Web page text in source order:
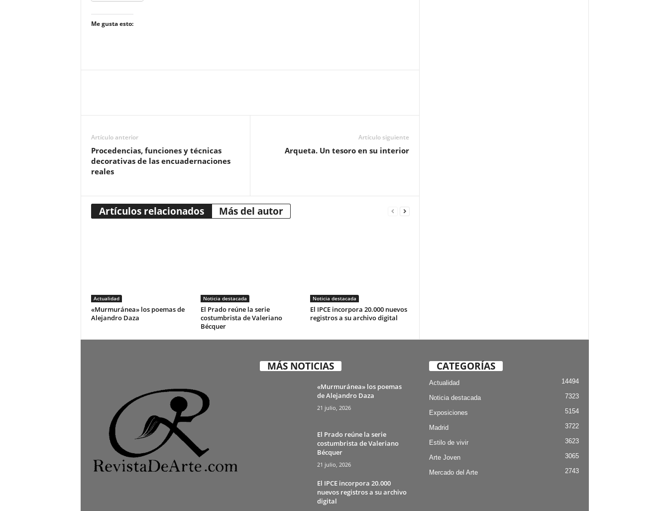
Me gusta esto:
Artículo anterior
Procedencias, funciones y técnicas
decorativas de las encuadernaciones
reales
Artículo siguiente
Arqueta. Un tesoro en su interior
Artículos relacionados Más del autor
Actualidad
«Murmuránea» los poemas de
Alejandro Daza
Noticia destacada
El Prado reúne la serie
costumbrista de Valeriano
Bécquer
Noticia destacada
El IPCE incorpora 20.000 nuevos
registros a su archivo digital
MÁS NOTICIAS
«Murmuránea» los poemas
de Alejandro Daza
21 julio, 2026
El Prado reúne la serie
costumbrista de Valeriano
Bécquer
21 julio, 2026
El IPCE incorpora 20.000
nuevos registros a su archivo
digital
CATEGORÍAS
Actualidad 14494
Noticia destacada 7323
Exposiciones 5154
Madrid 3722
Estilo de vivir 3623
Arte Joven 3065
Mercado del Arte 2743